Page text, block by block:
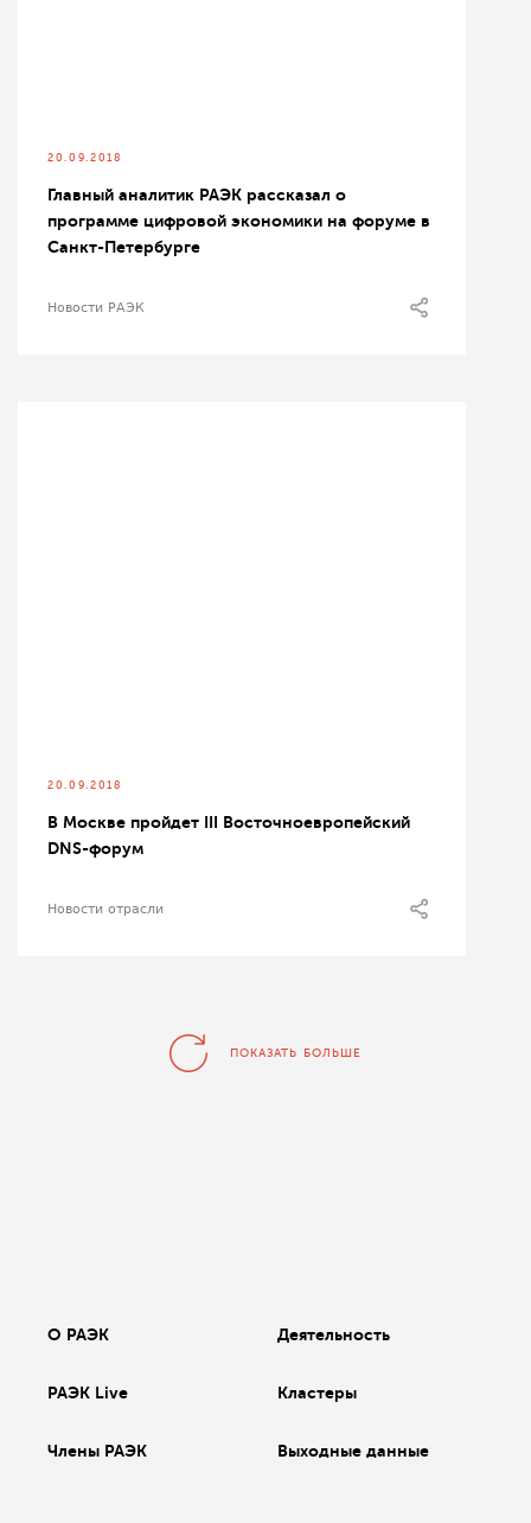
20.09.2018
Главный аналитик РАЭК рассказал о
программе цифровой экономики на форуме в
Санкт-Петербурге
Новости РАЭК
20.09.2018
В Москве пройдет III Восточноевропейский
DNS-форум
Новости отрасли
ПОКАЗАТЬ БОЛЬШЕ
О РАЭК Деятельность
РАЭК Live Кластеры
Члены РАЭК Выходные данные